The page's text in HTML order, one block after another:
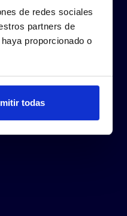
de redes sociales
partners de
proporcionado o
todas